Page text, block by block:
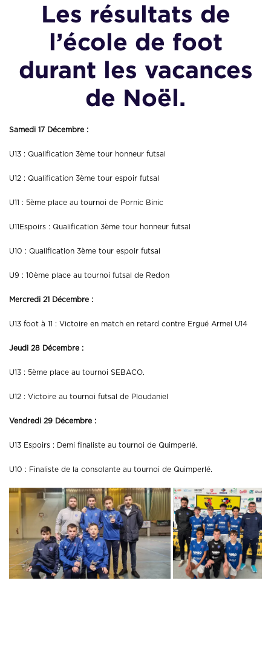
Les résultats de
l’école de foot
durant les vacances
de Noël.
Samedi 17 Décembre :
U13 : Qualification 3ème tour honneur futsal
U12 : Qualification 3ème tour espoir futsal
U11 : 5ème place au tournoi de Pornic Binic
U11Espoirs : Qualification 3ème tour honneur futsal
U10 : Qualification 3ème tour espoir futsal
U9 : 10ème place au tournoi futsal de Redon
Mercredi 21 Décembre :
U13 foot à 11 : Victoire en match en retard contre Ergué Armel U14
Jeudi 28 Décembre :
U13 : 5ème place au tournoi SEBACO.
U12 : Victoire au tournoi futsal de Ploudaniel
Vendredi 29 Décembre :
U13 Espoirs : Demi finaliste au tournoi de Quimperlé.
U10 : Finaliste de la consolante au tournoi de Quimperlé.